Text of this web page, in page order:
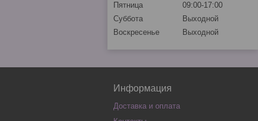
Пятница
09:00-17:00
Суббота
Выходной
Воскресенье
Выходной
Информация
Доставка и оплата